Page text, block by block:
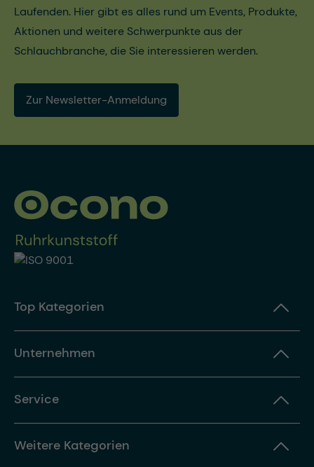
Laufenden. Hier gibt es alles rund um Events, Produkte,
Aktionen und weitere Schwerpunkte aus der
Schlauchbranche, die Sie interessieren werden.
Zur Newsletter-Anmeldung
Top Kategorien
Unternehmen
Service
Weitere Kategorien